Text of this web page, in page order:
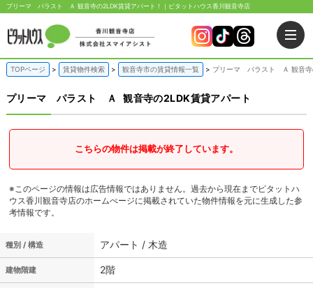
プリーマ パラスト Ａ 観音寺の2LDK賃貸アパート！｜ピタットハウス香川観音寺店
TOPページ 賃貸物件検索 観音寺市の賃貸情報一覧 プリーマ パラスト Ａ 観音寺
プリーマ パラスト Ａ 観音寺の2LDK賃貸アパート
こちらの物件は掲載が終了しています。
※このページの情報は広告情報ではありません。過去から現在までピタットハ
ウス香川観音寺店のホームぺージに掲載されていた物件情報を元に生成した参
考情報です。
種別 / 構造 アパート / 木造
建物階建 2階